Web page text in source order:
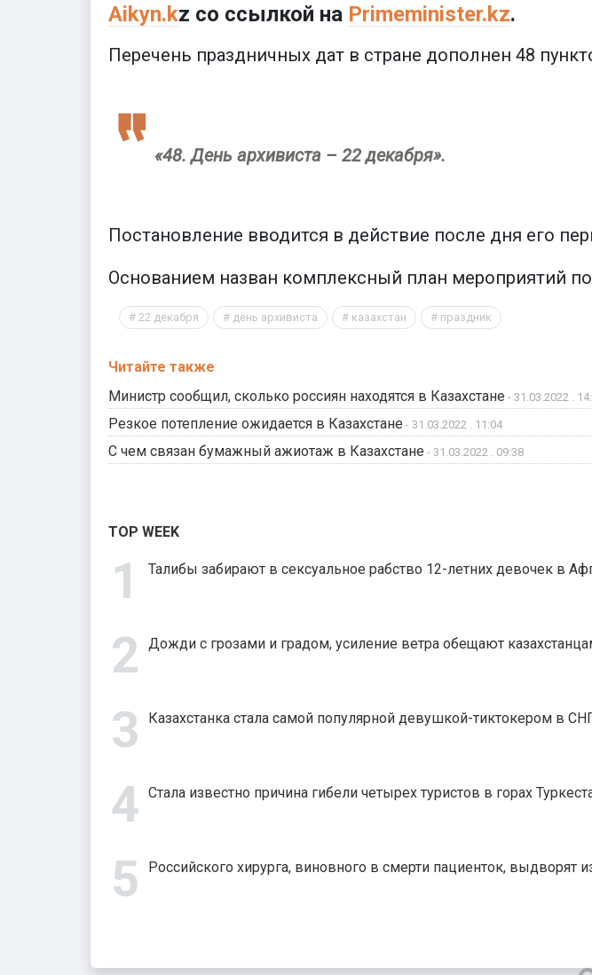
Aikyn.kz со ссылкой на Рrimeminister.kz.
Перечень праздничных дат в стране дополнен 48
«48. День архивиста – 22 декабря».
Постановление вводится в действие после дня его
Основанием назван комплексный план мероприятий
22 декабря день архивиста казахстан праздник
Читайте также
Министр сообщил, сколько россиян находятся в Казахстане - 31.03.2022 .
Резкое потепление ожидается в Казахстане - 31.03.2022 . 11:04
С чем связан бумажный ажиотаж в Казахстане - 31.03.2022 . 09:38
TOP WEEK
Талибы забирают в сексуальное рабство 12-летних девочек в
Дожди с грозами и градом, усиление ветра обещают
Казахстанка стала самой популярной девушкой-тиктокером в
Стала известно причина гибели четырех туристов в горах
Российского хирурга, виновного в смерти пациенток, выдворят